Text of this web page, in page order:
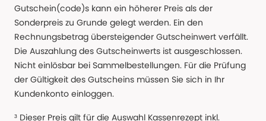
Gutschein(code)s kann ein höherer Preis als der
Sonderpreis zu Grunde gelegt werden. Ein den
Rechnungsbetrag übersteigender Gutscheinwert verfällt.
Die Auszahlung des Gutscheinwerts ist ausgeschlossen.
Nicht einlösbar bei Sammelbestellungen. Für die Prüfung
der Gültigkeit des Gutscheins müssen Sie sich in Ihr
Kundenkonto einloggen.
³ Dieser Preis gilt für die Auswahl Kassenrezept inkl.